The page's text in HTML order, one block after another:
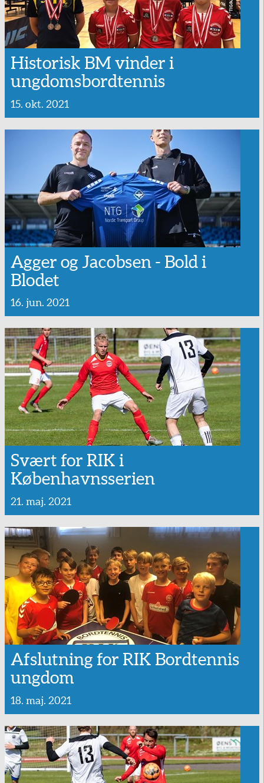
Historisk BM vinder i
ungdomsbordtennis
15. okt. 2021
Agger og Jacobsen - Bold i
Blodet
16. jun. 2021
Svært for RIK i
Københavnsserien
21. maj. 2021
Afslutning for RIK Bordtennis
ungdom
18. maj. 2021